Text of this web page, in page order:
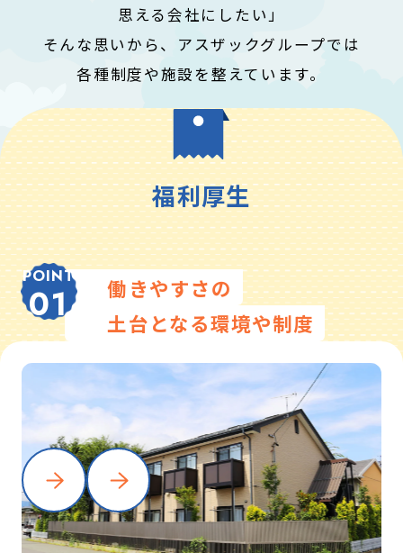
思える会社にしたい」
そんな思いから、アスザックグループでは
各種制度や施設を整えています。
福利厚生
POINT
01
働きやすさの
土台となる環境や制度